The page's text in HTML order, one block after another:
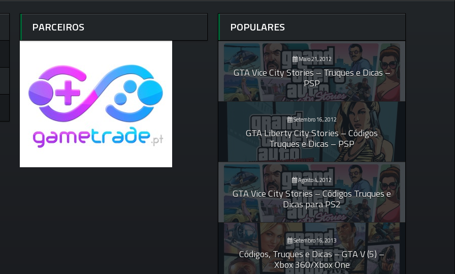
PARCEIROS POPULARES
Maio 21, 2012
GTA Vice City Stories – Truques e Dicas –
PSP
Setembro 16, 2012
GTA Liberty City Stories – Códigos
Truques e Dicas – PSP
Agosto 4, 2012
GTA Vice City Stories – Códigos Truques e
Dicas para PS2
Setembro 16, 2013
Códigos, Truques e Dicas – GTA V (5) –
Xbox 360/Xbox One